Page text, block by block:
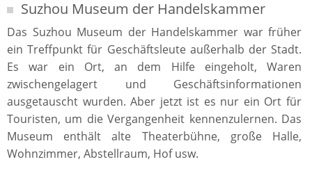
Suzhou Museum der Handelskammer
Das Suzhou Museum der Handelskammer war früher
ein Treffpunkt für Geschäftsleute außerhalb der Stadt.
Es war ein Ort, an dem Hilfe eingeholt, Waren
zwischengelagert und Geschäftsinformationen
ausgetauscht wurden. Aber jetzt ist es nur ein Ort für
Touristen, um die Vergangenheit kennenzulernen. Das
Museum enthält alte Theaterbühne, große Halle,
Wohnzimmer, Abstellraum, Hof usw.